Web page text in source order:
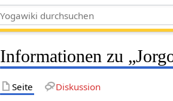
Informationen zu
Seite Diskussion